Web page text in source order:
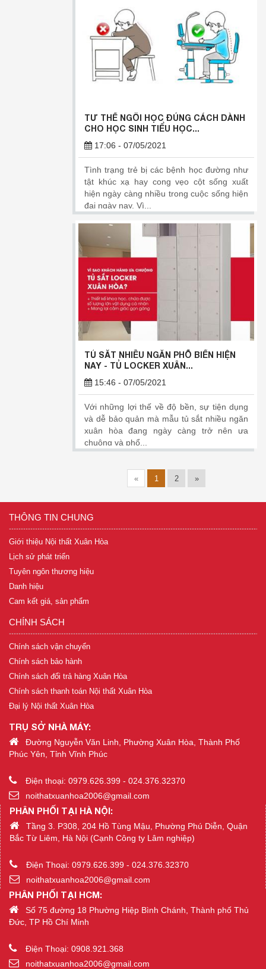
TƯ THẾ NGỒI HỌC ĐÚNG CÁCH DÀNH
CHO HỌC SINH TIỂU HỌC...
17:06 - 07/05/2021
Tình trạng trẻ bị các bệnh học đường như
tật khúc xạ hay cong vẹo cột sống xuất
hiện ngày càng nhiều trong cuộc sống hiện
đại ngày nay. Vì...
TỦ SẮT NHIỀU NGĂN PHỔ BIẾN HIỆN
NAY - TỦ LOCKER XUÂN...
15:46 - 07/05/2021
Với những lợi thế về độ bền, sự tiện dụng
và dễ bảo quản mà mẫu tủ sắt nhiều ngăn
xuân hòa đang ngày càng trở nên ưa
chuộng và phổ...
« 1 2 »
THÔNG TIN CHUNG
Giới thiệu Nội thất Xuân Hòa
Lịch sử phát triển
Tuyên ngôn thương hiệu
Danh hiệu
Cam kết giá, sản phẩm
CHÍNH SÁCH
Chính sách vận chuyển
Chính sách bảo hành
Chính sách đổi trả hàng Xuân Hòa
Chính sách thanh toán Nội thất Xuân Hòa
Đại lý Nội thất Xuân Hòa
TRỤ SỞ NHÀ MÁY:
Đường Nguyễn Văn Linh, Phường Xuân Hòa, Thành Phố
Phúc Yên, Tỉnh Vĩnh Phúc
Điện thoại: 0979.626.399 - 024.376.32370
noithatxuanhoa2006@gmail.com
PHÂN PHỐI TẠI HÀ NỘI:
Tầng 3. P308, 204 Hồ Tùng Mậu, Phường Phú Diễn, Quận
Bắc Từ Liêm, Hà Nội (Cạnh Công ty Lâm nghiệp)
Điện Thoại: 0979.626.399 - 024.376.32370
noithatxuanhoa2006@gmail.com
PHÂN PHỐI TẠI HCM:
Số 75 đường 18 Phường Hiệp Bình Chánh, Thành phố Thủ
Đức, TP Hồ Chí Minh
Điện Thoại: 0908.921.368
noithatxuanhoa2006@gmail.com